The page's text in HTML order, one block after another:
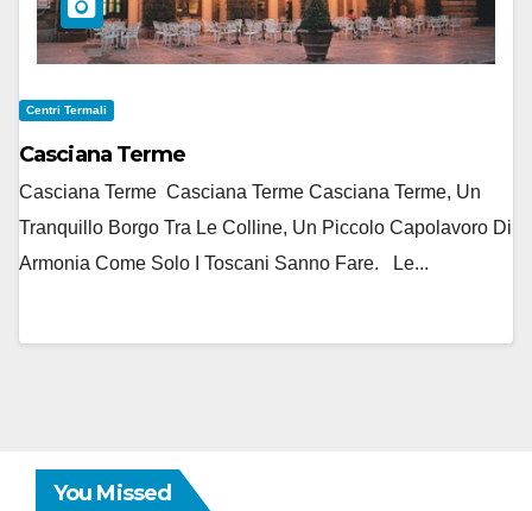
Centri Termali
Casciana Terme
Casciana Terme Casciana Terme Casciana Terme, Un
Tranquillo Borgo Tra Le Colline, Un Piccolo Capolavoro Di
Armonia Come Solo I Toscani Sanno Fare. Le...
You Missed